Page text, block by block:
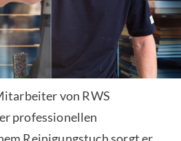
von RWS
professionellen
Reinigungstuch sorgt er